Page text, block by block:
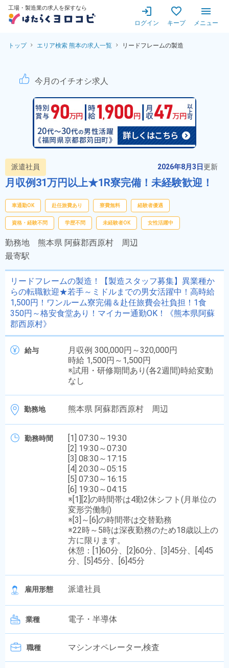
工場・製造業の求人を探すなら
ログイン キープ メニュー
トップ エリア検索 熊本の求人一覧 リードフレームの製造
リードフレームの製造！【
今月のイチオシ求人
派遣社員 2026年8月3日更新
月収例31万円以上★1R寮完備！未経験歓迎！
車通勤OK 赴任旅費あり 寮費無料 経験者優遇
資格・経験不問 学歴不問 未経験者OK 女性活躍中
勤務地 熊本県 阿蘇郡西原村 周辺
最寄駅
リードフレームの製造！【製造スタッフ募集】異業種か
らの転職歓迎★若手～ミドルまでの男女活躍中！高時給
1,500円！ワンルーム寮完備＆赴任旅費会社負担！1食
350円～格安食堂あり！マイカー通勤OK！《熊本県阿蘇
郡西原村》
給与
月収例 300,000円～320,000円
時給 1,500円～1,500円
※試用・研修期間あり(各2週間)時給変動
なし
勤務地 熊本県 阿蘇郡西原村 周辺
勤務時間
[1] 07:30～19:30
[2] 19:30～07:30
[3] 08:30～17:15
[4] 20:30～05:15
[5] 07:30～16:15
[6] 19:30～04:15
※[1][2]の時間帯は4勤2休シフト(月単位の
変形労働制)
※[3]～[6]の時間帯は交替勤務
※22時～5時は深夜勤務のため18歳以上の
方に限ります。
休憩：[1]60分、[2]60分、[3]45分、[4]45
分、[5]45分、[6]45分
雇用形態 派遣社員
業種 電子・半導体
職種 マシンオペレーター,検査